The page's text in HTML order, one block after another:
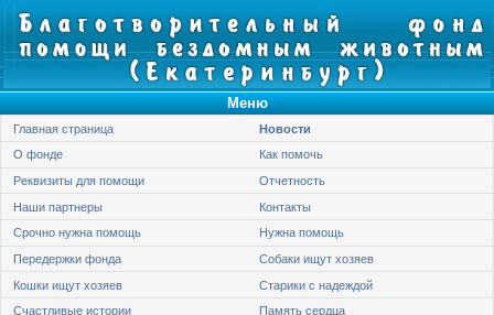
Меню
Главная страница
Новости
О фонде
Как помочь
Реквизиты для помощи
Отчетность
Наши партнеры
Контакты
Срочно нужна помощь
Нужна помощь
Передержки фонда
Собаки ищут хозяев
Кошки ищут хозяев
Старики с надеждой
Счастливые истории
Память сердца